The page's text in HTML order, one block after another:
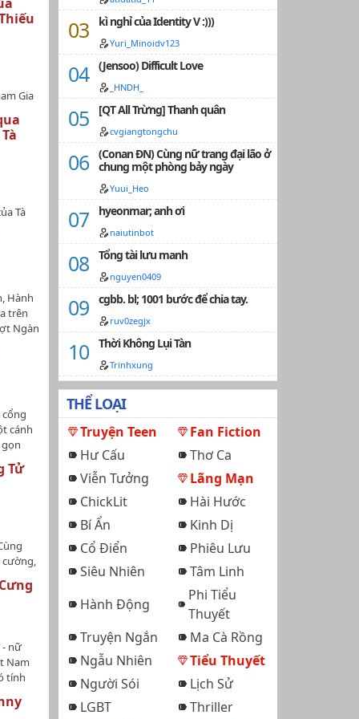
ăn
nơi
đầy
hư
chủ,
Gia
7
:
An
tám
đứa
đâu
gọi:
còn
đầu
đến
phát
có
bé
nơi
Tri
ai
hot
Tà
câu
vạn
đổ
chỉ
nhất
đăng
ăn
Hành
trên
Ngàn
tiết
13+
sự
cánh
đành
x
Tử
thủ
hắn
hỏi.
hắn,
nói
- nữ
Nam
tính
đổi
kì nghỉ của Identity V :)))
Yuri_Minoidv123
(Jensoo) Difficult Love
_HNDH_
[QT All Trừng] Thanh quân
cvgiangtongchu
(Conan ĐN) Cùng nữ trang đại lão ở
chung một phòng bảy ngày
Yuui_Heo
hyeonmar; anh ơi
naiutinbot
Tổng tài lưu manh
nguyen0409
cgbb. bl; 1001 bước để chia tay.
ruv0zegjx
Thời Không Lụi Tàn
Trinhxung
THỂ LOẠI
Truyện Teen
Fan Fiction
Hư Cấu
Thơ Ca
Viễn Tưởng
Lãng Mạn
ChickLit
Hài Hước
Bí Ẩn
Kinh Dị
Cổ Điển
Phiêu Lưu
Siêu Nhiên
Tâm Linh
Hành Động
Phi Tiểu
Thuyết
Truyện Ngắn
Ma Cà Rồng
Ngẫu Nhiên
Tiểu Thuyết
Người Sói
Lịch Sử
LGBT
Thriller